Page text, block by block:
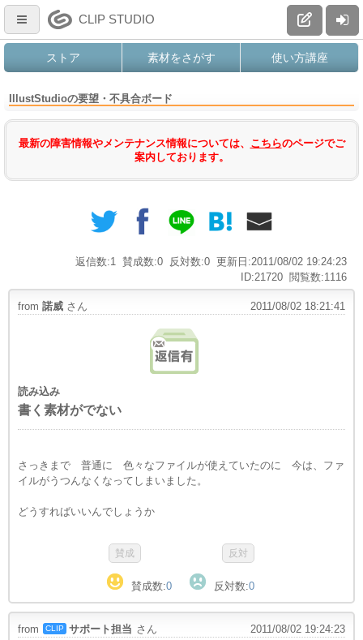
CLIP STUDIO
ストア 素材をさがす 使い方講座
IllustStudioの要望・不具合ボード
最新の障害情報やメンテナンス情報については、 こちらのページでご
案内しております。
更新日:2011/08/02 19:24:23
反対数:0
賛成数:0
返信数:1
閲覧数:1116
ID:21720
from 諾威 さん 2011/08/02 18:21:41
読み込み
書く素材がでない
さっきまで 普通に 色々なファイルが使えていたのに 今は、ファ
イルがうつんなくなってしまいました。
どうすればいいんでしょうか
賛成数:0 反対数:0
from CLIP サポート担当 さん 2011/08/02 19:24:23